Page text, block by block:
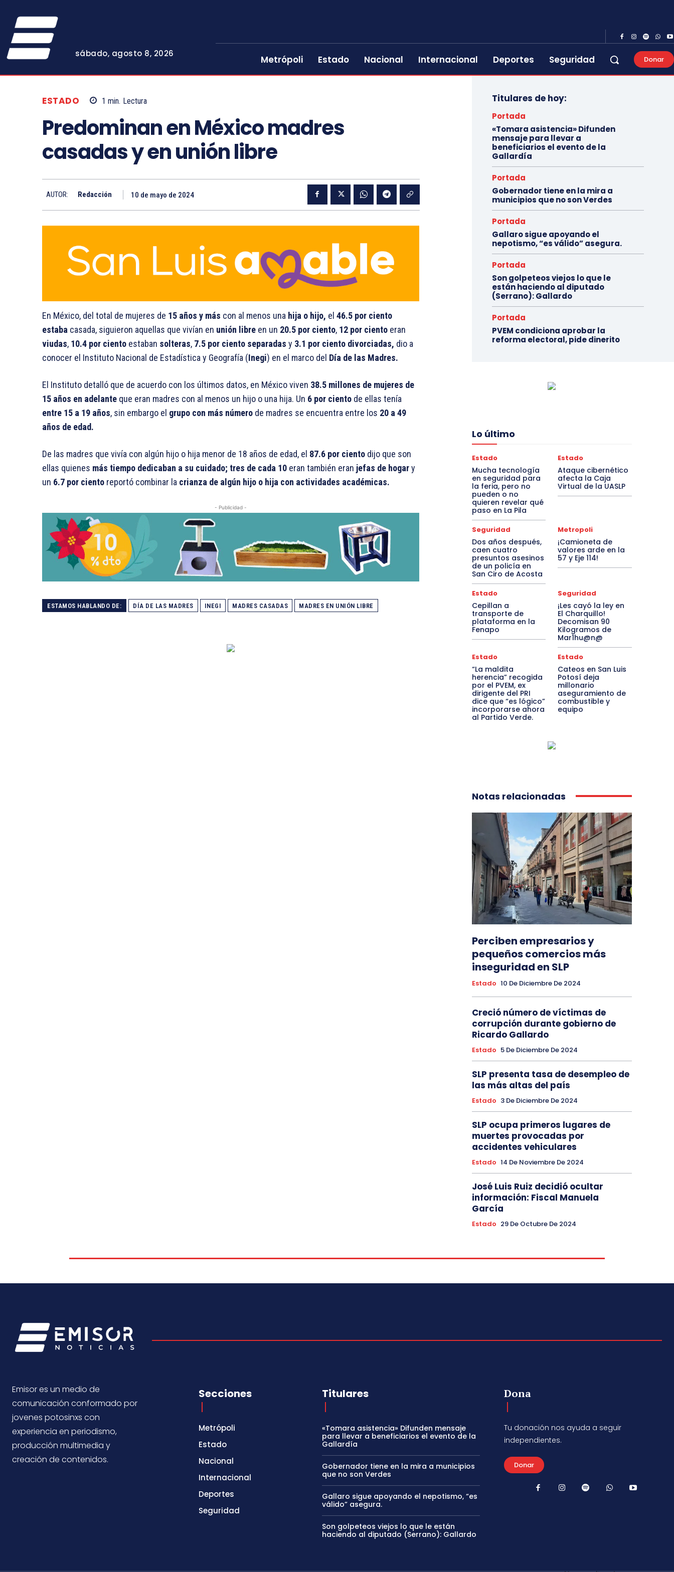
sábado, agosto 8, 2026
Metrópoli Estado Nacional Internacional Deportes Seguridad Donar
ESTADO 1 min. Lectura
Predominan en México madres
casadas y en unión libre
AUTOR: Redacción 10 de mayo de 2024
En México, del total de mujeres de 15 años y más con al menos una hija o hijo, el 46.5 por ciento
estaba casada, siguieron aquellas que vivían en unión libre en un 20.5 por ciento, 12 por ciento eran
viudas, 10.4 por ciento estaban solteras, 7.5 por ciento separadas y 3.1 por ciento divorciadas, dio a
conocer el Instituto Nacional de Estadística y Geografía (Inegi) en el marco del Día de las Madres.
El Instituto detalló que de acuerdo con los últimos datos, en México viven 38.5 millones de mujeres de
15 años en adelante que eran madres con al menos un hijo o una hija. Un 6 por ciento de ellas tenía
entre 15 a 19 años, sin embargo el grupo con más número de madres se encuentra entre los 20 a 49
años de edad.
De las madres que vivía con algún hijo o hija menor de 18 años de edad, el 87.6 por ciento dijo que son
ellas quienes más tiempo dedicaban a su cuidado; tres de cada 10 eran también eran jefas de hogary
un 6.7 por ciento reportó combinar la crianza de algún hijo o hija con actividades académicas.
- Publicidad -
ESTAMOS HABLANDO DE: DÍA DE LAS MADRES INEGI MADRES CASADAS MADRES EN UNIÓN LIBRE
Titulares de hoy:
Portada
«Tomara asistencia» Difunden
mensaje para llevar a
beneficiarios el evento de la
Gallardía
Portada
Gobernador tiene en la mira a
municipios que no son Verdes
Portada
Gallaro sigue apoyando el
nepotismo, “es válido” asegura.
Portada
Son golpeteos viejos lo que le
están haciendo al diputado
(Serrano): Gallardo
Portada
PVEM condiciona aprobar la
reforma electoral, pide dinerito
Lo último
Estado
Mucha tecnología
en seguridad para
la feria, pero no
pueden o no
quieren revelar qué
paso en La Pila
Estado
Ataque cibernético
afecta la Caja
Virtual de la UASLP
Seguridad
Dos años después,
caen cuatro
presuntos asesinos
de un policía en
San Ciro de Acosta
Metropoli
¡Camioneta de
valores arde en la
57 y Eje 114!
Estado
Cepillan a
transporte de
plataforma en la
Fenapo
Seguridad
¡Les cayó la ley en
El Charquillo!
Decomisan 90
Kilogramos de
Mar1hu@n@
Estado
“La maldita
herencia” recogida
por el PVEM, ex
dirigente del PRI
dice que “es lógico”
incorporarse ahora
al Partido Verde.
Estado
Cateos en San Luis
Potosí deja
millonario
aseguramiento de
combustible y
equipo
Notas relacionadas
Perciben empresarios y
pequeños comercios más
inseguridad en SLP
Estado 10 De Diciembre De 2024
Creció número de víctimas de
corrupción durante gobierno de
Ricardo Gallardo
Estado 5 De Diciembre De 2024
SLP presenta tasa de desempleo de
las más altas del país
Estado 3 De Diciembre De 2024
SLP ocupa primeros lugares de
muertes provocadas por
accidentes vehiculares
Estado 14 De Noviembre De 2024
José Luis Ruiz decidió ocultar
información: Fiscal Manuela
García
Estado 29 De Octubre De 2024
Emisor es un medio de
comunicación conformado por
jovenes potosinxs con
experiencia en periodismo,
producción multimedia y
creación de contenidos.
Secciones
Metrópoli
Estado
Nacional
Internacional
Deportes
Seguridad
Titulares
«Tomara asistencia» Difunden mensaje
para llevar a beneficiarios el evento de la
Gallardía
Gobernador tiene en la mira a municipios
que no son Verdes
Gallaro sigue apoyando el nepotismo, “es
válido” asegura.
Son golpeteos viejos lo que le están
haciendo al diputado (Serrano): Gallardo
Dona
Tu donación nos ayuda a seguir
independientes.
Donar